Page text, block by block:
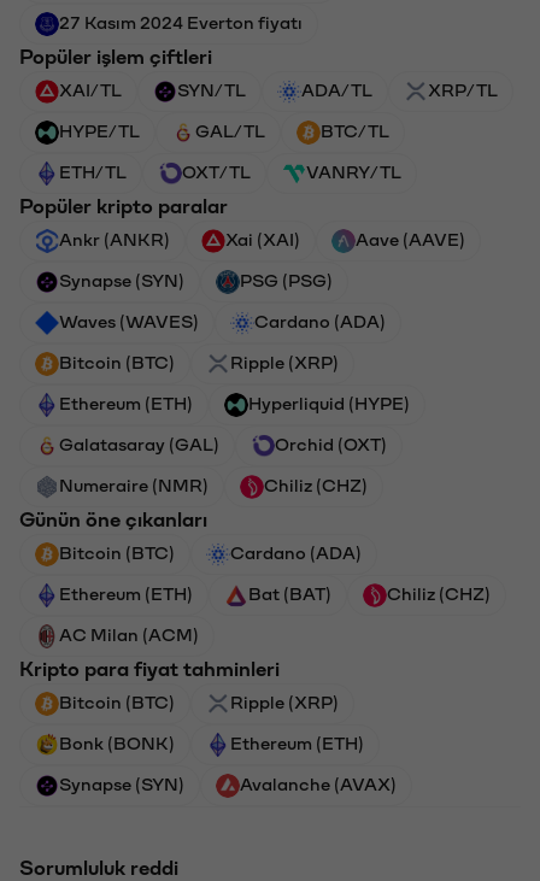
27 Kasım 2024 Everton fiyatı
Popüler işlem çiftleri
XAI/TL SYN/TL ADA/TL XRP/TL
HYPE/TL GAL/TL BTC/TL
ETH/TL OXT/TL VANRY/TL
Popüler kripto paralar
Ankr (ANKR) Xai (XAI) Aave (AAVE)
Synapse (SYN) PSG (PSG)
Waves (WAVES) Cardano (ADA)
Bitcoin (BTC) Ripple (XRP)
Ethereum (ETH) Hyperliquid (HYPE)
Galatasaray (GAL) Orchid (OXT)
Numeraire (NMR) Chiliz (CHZ)
Günün öne çıkanları
Bitcoin (BTC) Cardano (ADA)
Ethereum (ETH) Bat (BAT) Chiliz (CHZ)
AC Milan (ACM)
Kripto para fiyat tahminleri
Bitcoin (BTC) Ripple (XRP)
Bonk (BONK) Ethereum (ETH)
Synapse (SYN) Avalanche (AVAX)
Sorumluluk reddi